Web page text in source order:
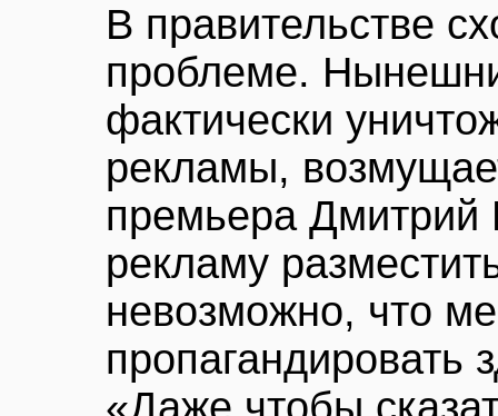
В правительстве
проблеме.
фактически
рекламы,
премьера Дмитрий
рекламу
невозможно, что
пропагандировать